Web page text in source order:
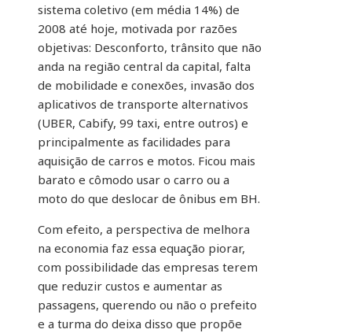
sistema coletivo (em média 14%) de
2008 até hoje, motivada por razões
objetivas: Desconforto, trânsito que não
anda na região central da capital, falta
de mobilidade e conexões, invasão dos
aplicativos de transporte alternativos
(UBER, Cabify, 99 taxi, entre outros) e
principalmente as facilidades para
aquisição de carros e motos. Ficou mais
barato e cômodo usar o carro ou a
moto do que deslocar de ônibus em BH.
Com efeito, a perspectiva de melhora
na economia faz essa equação piorar,
com possibilidade das empresas terem
que reduzir custos e aumentar as
passagens, querendo ou não o prefeito
e a turma do deixa disso que propõe